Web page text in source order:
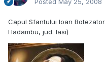
Posted May 25, 2008
Capul Sfantului Ioan
Hadambu, jud. Iasi)